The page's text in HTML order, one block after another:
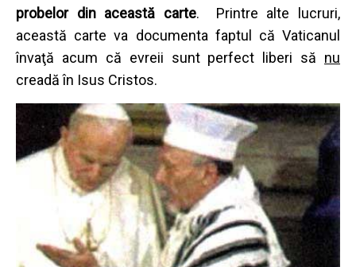
probelor din această carte. Printre alte lucruri,
această carte va documenta faptul că Vaticanul
învaţă acum că evreii sunt perfect liberi să nu
creadă în Isus Cristos.